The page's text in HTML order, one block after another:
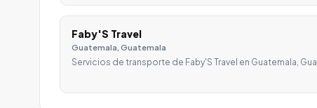
Faby'S Travel
Guatemala, Guatemala
Servicios de transporte de Faby'S Travel en Guatemala,